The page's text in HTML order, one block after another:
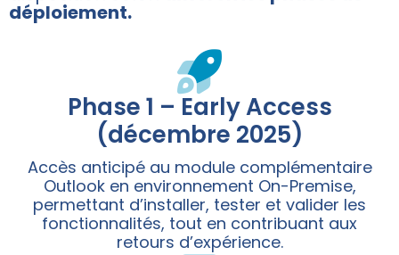
déploiement.
Phase 1 – Early Access
(décembre 2025)
Accès anticipé au module complémentaire
Outlook en environnement On-Premise,
permettant d’installer, tester et valider les
fonctionnalités, tout en contribuant aux
retours d’expérience.